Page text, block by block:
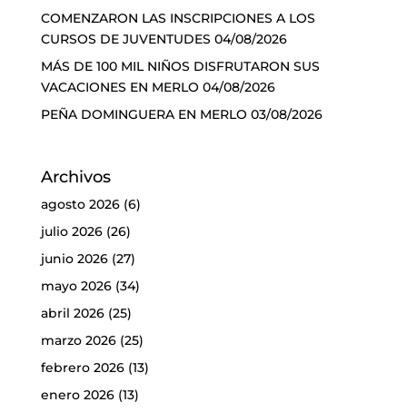
COMENZARON LAS INSCRIPCIONES A LOS
CURSOS DE JUVENTUDES 04/08/2026
MÁS DE 100 MIL NIÑOS DISFRUTARON SUS
VACACIONES EN MERLO 04/08/2026
PEÑA DOMINGUERA EN MERLO 03/08/2026
Archivos
agosto 2026(6)
julio 2026(26)
junio 2026(27)
mayo 2026(34)
abril 2026(25)
marzo 2026(25)
febrero 2026(13)
enero 2026(13)